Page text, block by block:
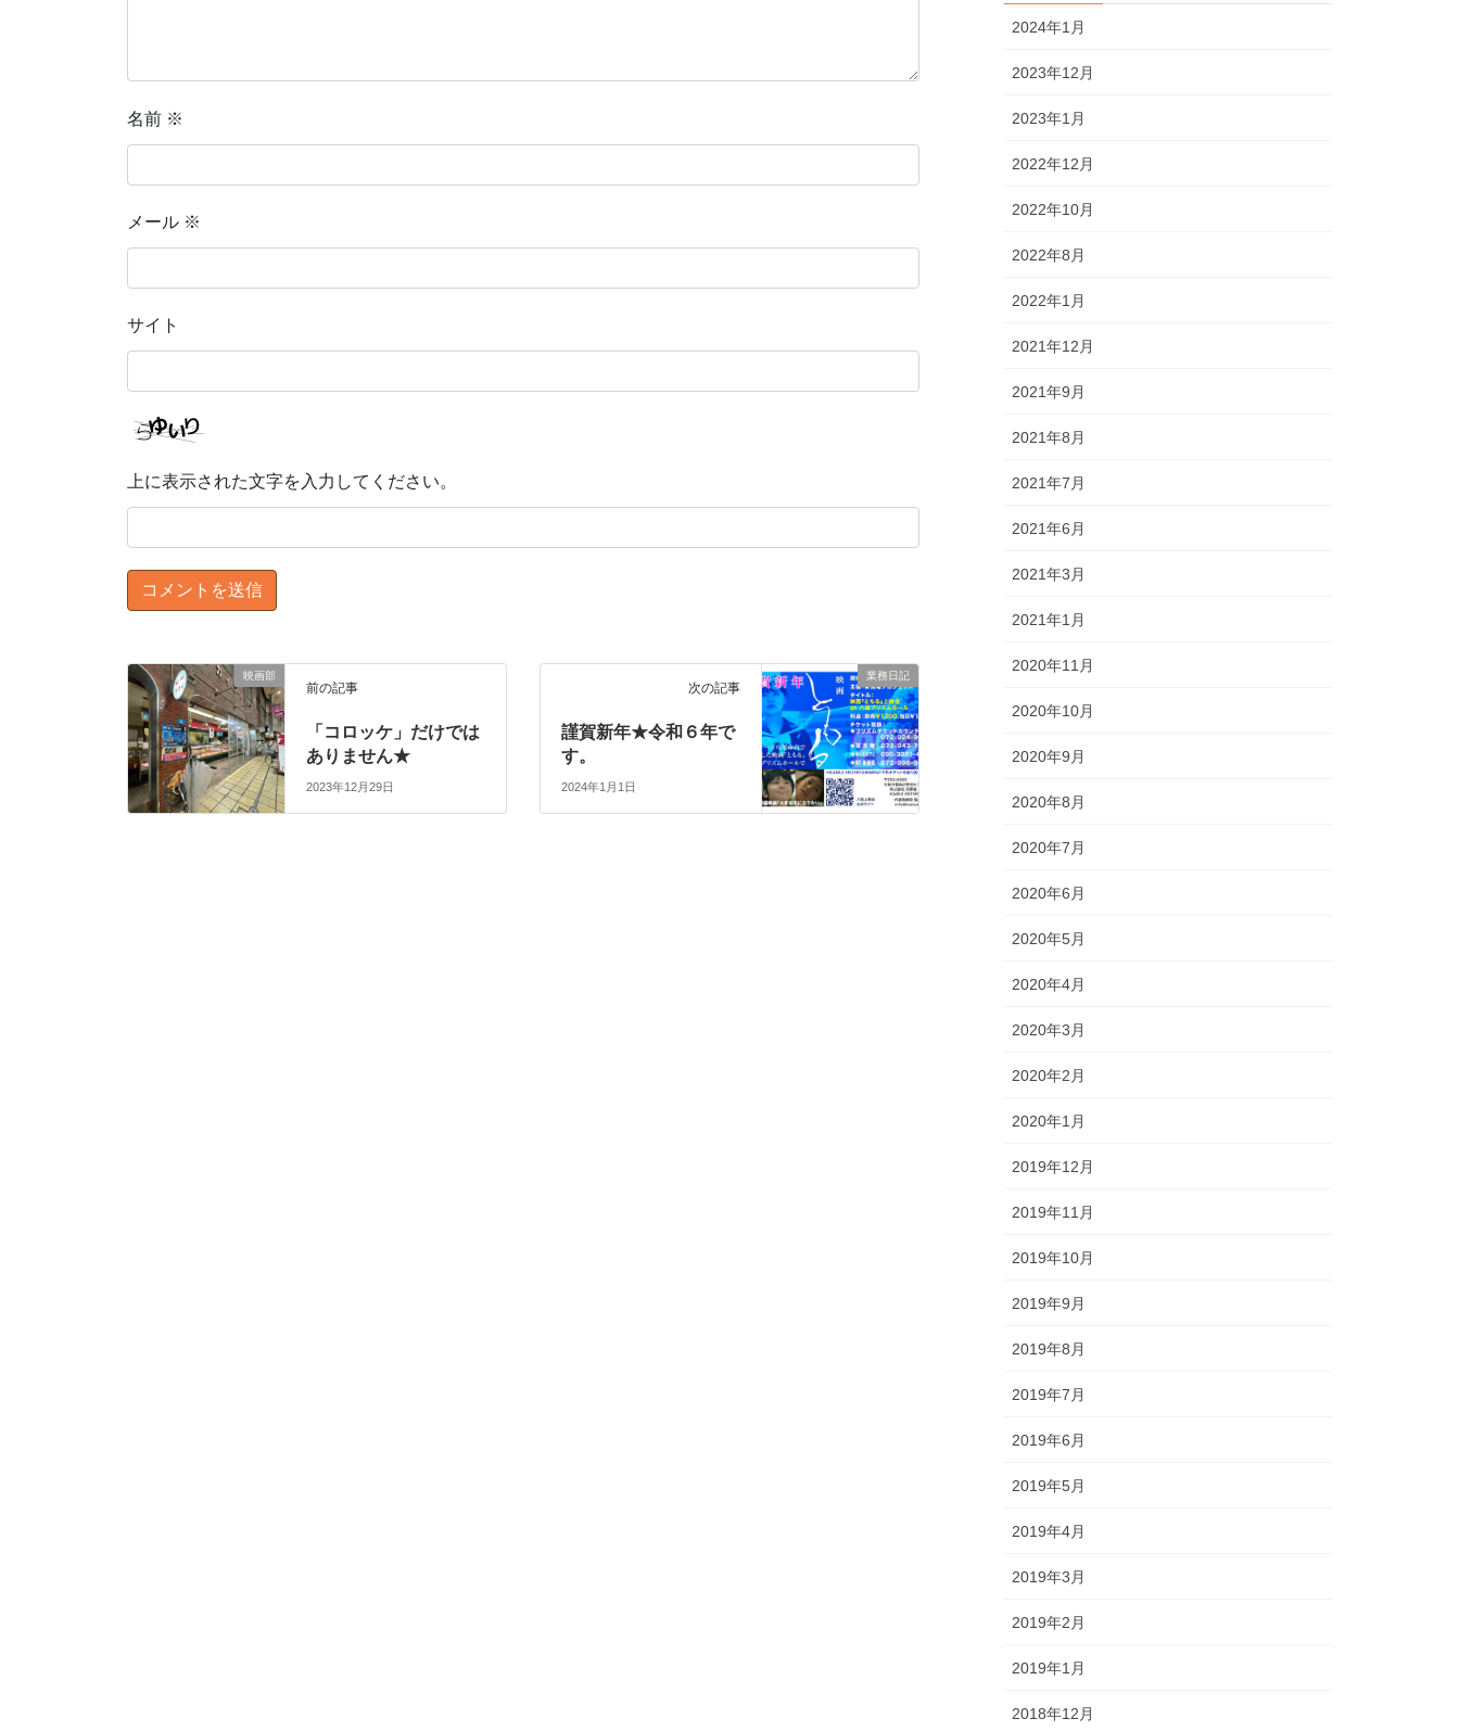
名前 ※
メール ※
サイト
上に表示された文字を入力してください。
映画部
前の記事
「コロッケ」だけでは
ありません★
2023年12月29日
業務日記
次の記事
謹賀新年★令和６年で
す。
2024年1月1日
2024年1月
2023年12月
2023年1月
2022年12月
2022年10月
2022年8月
2022年1月
2021年12月
2021年9月
2021年8月
2021年7月
2021年6月
2021年3月
2021年1月
2020年11月
2020年10月
2020年9月
2020年8月
2020年7月
2020年6月
2020年5月
2020年4月
2020年3月
2020年2月
2020年1月
2019年12月
2019年11月
2019年10月
2019年9月
2019年8月
2019年7月
2019年6月
2019年5月
2019年4月
2019年3月
2019年2月
2019年1月
2018年12月